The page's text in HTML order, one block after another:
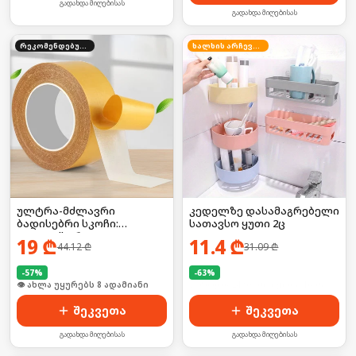
გადახდა მიღებისას
გადახდა მიღებისას
რეკომენდებული
ულტრა-მძლავრი
ბადისებრი სკოჩი:
დააფიქსირე
ხალიჩებიდან დაწყებული,
დამთავრებული! 🦍💥
19 ₾44.12₾
-57%
🛒 ბოლო 24სთ-ში იყიდა 11-მა
შეკვეთა
გადახდა მიღებისას
ხალხის არჩევანი
კედელზე დასამაგრებელი
სათავსო ყუთი 2ც
11.4₾31.09₾
-63%
შეკვეთა
გადახდა მიღებისას